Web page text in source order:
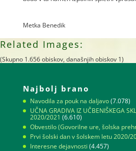
Metka Benedik
Related Images:
(Skupno 1.656 obiskov, današnjih obiskov 1)
Najbolj brano
Navodila za pouk na daljavo(7.078)
UČNA GRADIVA IZ UČBENIŠKEGA
2020/2021 (6.610)
Obvestilo (Govorilne ure, šolska
Prvi šolski dan v šolskem letu 2020/
Interesne dejavnosti (4.457)